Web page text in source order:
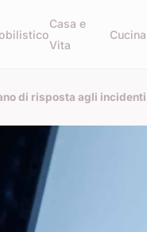
Casa e
Vita
Cucina
di risposta agli